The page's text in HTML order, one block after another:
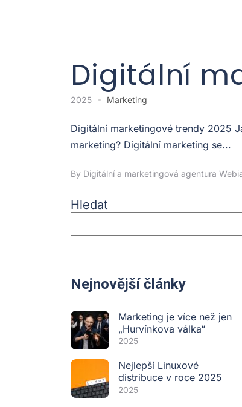
Digitální
2025 Marketing
Digitální marketingové trendy 2025
marketing? Digitální marketing se...
By Digitální a marketingová agentura
Hledat
Nejnovější články
Marketing je více než jen
„Hurvínkova válka“
2025
Nejlepší Linuxové
distribuce v roce 2025
2025